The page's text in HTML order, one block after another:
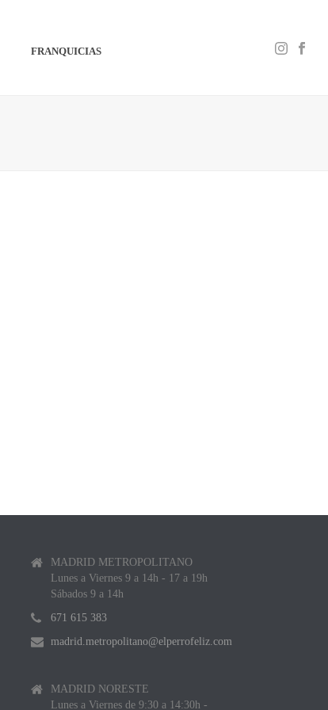
FRANQUICIAS
MADRID METROPOLITANO
Lunes a Viernes 9 a 14h - 17 a 19h
Sábados 9 a 14h
671 615 383
madrid.metropolitano@elperrofeliz.com
MADRID NORESTE
Lunes a Viernes de 9:30 a 14:30h -